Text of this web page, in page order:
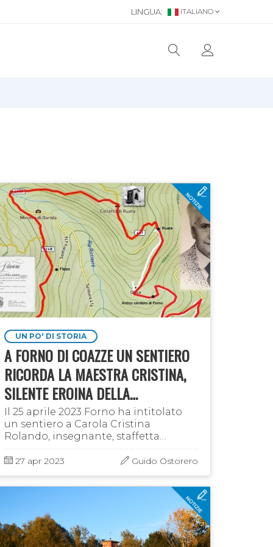
LINGUA: ITALIANO
UN PO' DI STORIA
A FORNO DI COAZZE UN SENTIERO
RICORDA LA MAESTRA CRISTINA,
SILENTE EROINA DELLA
RESISTENZA
Il 25 aprile 2023 Forno ha intitolato
un sentiero a Carola Cristina
Rolando, insegnante, staffetta
partigiana, condannata a morte e poi
liberata dai partigiani nel 1945. Prima
ancora che a Coazze la " …
27 apr 2023 Guido Ostorero